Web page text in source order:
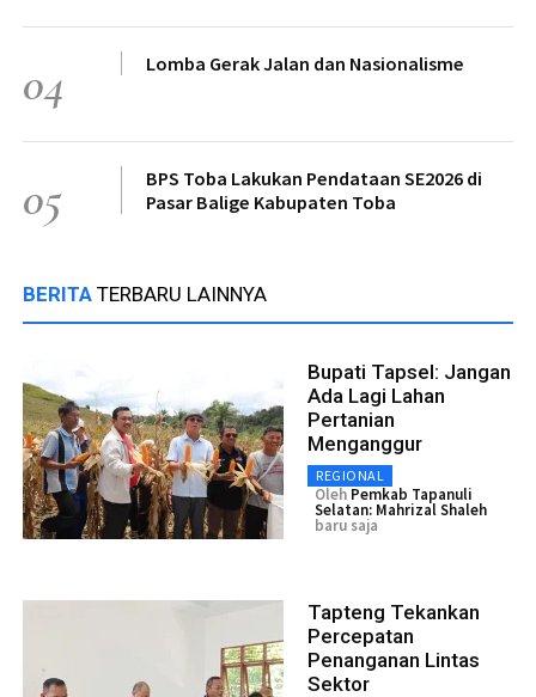
04 Lomba Gerak Jalan dan Nasionalisme
05
BPS Toba Lakukan Pendataan SE2026 di
Pasar Balige Kabupaten Toba
BERITA TERBARU LAINNYA
Bupati Tapsel: Jangan
Ada Lagi Lahan
Pertanian
Menganggur
REGIONAL
Oleh Pemkab Tapanuli
Selatan: Mahrizal Shaleh
baru saja
Tapteng Tekankan
Percepatan
Penanganan Lintas
Sektor